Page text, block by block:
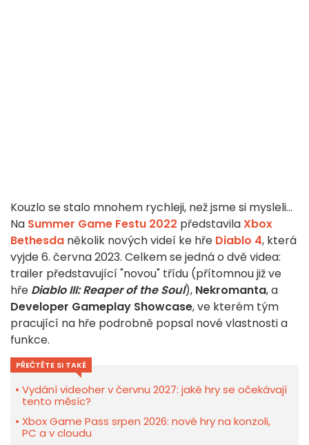
Kouzlo se stalo mnohem rychleji, než jsme si mysleli...
Na Summer Game Festu 2022 představilaXbox
Bethesda několik nových videí ke hře Diablo 4, která
vyjde 6. června 2023. Celkem se jedná o dvě videa:
trailer představující "novou" třídu (přítomnou již ve
hře Diablo III: Reaper of the Soul), Nekromanta, a
Developer Gameplay Showcase, ve kterém tým
pracující na hře podrobně popsal nové vlastnosti a
funkce.
PŘEČTĚTE SI TAKÉ
Vydání videoher v červnu 2027: jaké hry se očekávají
tento měsíc?
Xbox Game Pass srpen 2026: nové hry na konzoli,
PC a v cloudu